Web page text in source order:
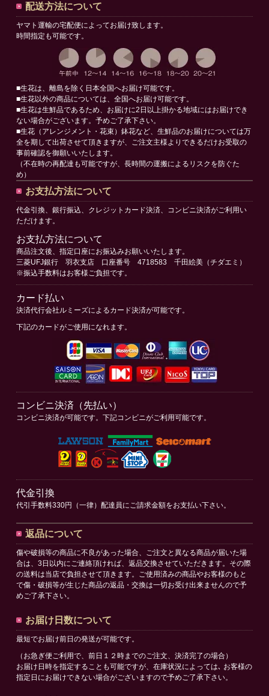
配送方法について
ヤマト運輸の宅配便によってお届け致します。
時間指定も可能です。
■生花は、離島を除く日本全国へお届け可能です。
■生花以外の商品については、全国へお届け可能です。
■生花は生鮮品であるため、お届けに2日以上掛かる地域にはお届けでき
ない場合がございます。予めご了承下さい。
■生花（アレンジメント・花束）鉢花など、生鮮品のお届けについては万
全を期して出荷させて頂きますが、ご注文主様よりできるだけお受取の
事前確認を御願いいたします。
（不在時の再配達も可能ですが、長時間の運搬によるリスクを防ぐた
め）
お支払方法について
代金引換、銀行振込、クレジットカード決済、コンビニ決済がご利用い
ただけます。
お支払方法について
商品注文後、指定口座にお振込みお願いいたします。
三菱UFJ銀行 羽衣支店 口座番号 4718583 千田絵美（チダエミ）
※振込手数料はお客様ご負担です。
カード払い
決済代行会社ルミーズによるカード決済が可能です。
下記のカードがご使用になれます。
コンビニ決済（先払い）
コンビニ決済が可能です。下記コンビニがご利用可能です。
代金引換
代引手数料330円（一律）配達員にご請求金額をお支払い下さい。
返品について
傷や破損等の商品に不良があった場合、ご注文と異なる商品が届いた場
合は、3日以内にご連絡頂ければ、返品交換させていただきます。その際
の送料は当店で負担させて頂きます。ご使用済みの商品やお客様のもと
で傷・破損等が生じた商品の返品・交換は一切お受け出来ませんので予
めご了承下さい。
お届け日数について
最短でお届け前日の発送が可能です。
（お急ぎ便ご利用で、前日１２時までのご注文、決済完了の場合）
お届け日時を指定することも可能ですが、在庫状況によっては､ お客様の
指定日にお届けできない場合がございますので予めご了承下さい。